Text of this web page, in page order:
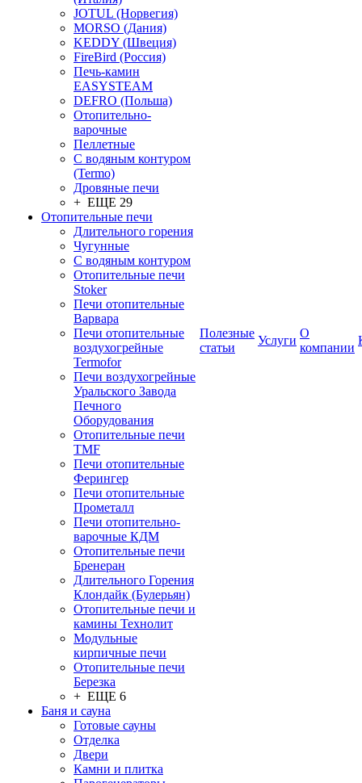
JOTUL (Норвегия)
MORSO (Дания)
KEDDY (Швеция)
FireBird (Россия)
Печь-камин
EASYSTEAM
DEFRO (Польша)
Отопительно-
варочные
Пеллетные
С водяным контуром
(Termo)
Дровяные печи
+ ЕЩЕ 29
Отопительные печи
Длительного горения
Чугунные
C водяным контуром
Отопительные печи
Stoker
Печи отопительные
Варвара
Печи отопительные
воздухогрейные
Termofor
Печи воздухогрейные
Уральского Завода
Печного
Оборудования
Отопительные печи
TMF
Печи отопительные
Ферингер
Печи отопительные
Прометалл
Печи отопительно-
варочные КДМ
Отопительные печи
Бренеран
Длительного Горения
Клондайк (Булерьян)
Отопительные печи и
камины Технолит
Модульные
кирпичные печи
Отопительные печи
Березка
+ ЕЩЕ 6
Баня и сауна
Готовые сауны
Отделка
Двери
Камни и плитка
Полезные
статьи
Услуги
О
компании